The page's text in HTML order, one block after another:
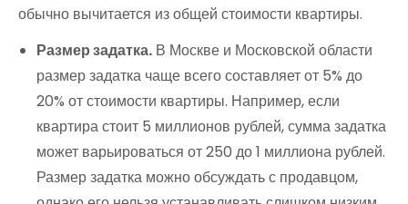
обычно вычитается из общей стоимости квартиры.
Размер задатка. В Москве и Московской области
размер задатка чаще всего составляет от 5% до
20% от стоимости квартиры. Например, если
квартира стоит 5 миллионов рублей, сумма задатка
может варьироваться от 250 до 1 миллиона рублей.
Размер задатка можно обсуждать с продавцом,